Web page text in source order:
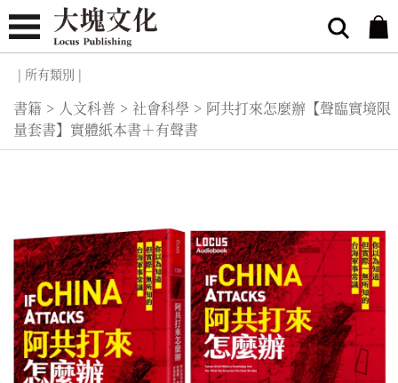
| 所有類別 |
書籍 > 人文科普 > 社會科學 > 阿共打來怎麼辦【聲臨實境限
量套書】實體紙本書＋有聲書